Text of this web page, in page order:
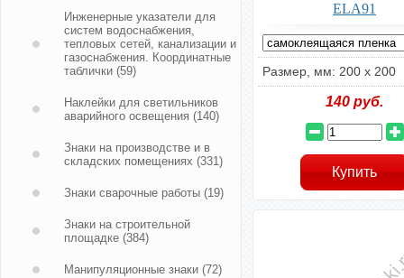
ELA91
Размер, мм: 200 х 200
140 руб.
Инженерные указатели для
систем водоснабжения,
тепловых сетей, канализации и
газоснабжения. Координатные
таблички (59)
Наклейки для светильников
аварийного освещения (140)
Знаки на производстве и в
складских помещениях (331)
Знаки сварочные работы (19)
Знаки на строительной
площадке (384)
Манипуляционные знаки (72)